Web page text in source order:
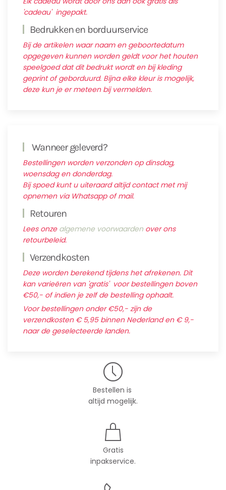
'cadeau' ingepakt.
Bedrukken en borduurservice
Bij de artikelen waar naam en geboortedatum
opgegeven kunnen worden geldt voor het houten
speelgoed dat dit bedrukt wordt en bij kleding
geprint of geborduurd. Bijna elke kleur is mogelijk,
deze kun je er meteen bij vermelden.
Wanneer geleverd?
Bestellingen worden verzonden op dinsdag,
woensdag en donderdag.
Bij spoed kunt u uiteraard altijd contact met mij
opnemen via Whatsapp of mail.
Retouren
Lees onze algemene voorwaarden over ons
retourbeleid.
Verzendkosten
Deze worden berekend tijdens het afrekenen. Dit
kan varieëren van 'gratis' voor bestellingen boven
€50,- of indien je zelf de bestelling ophaalt.
Voor bestellingen onder €50,- zijn de
verzendkosten € 5,95 binnen Nederland en € 9,-
naar de geselecteerde landen.
Bestellen is
altijd mogelijk.
Gratis
inpakservice.